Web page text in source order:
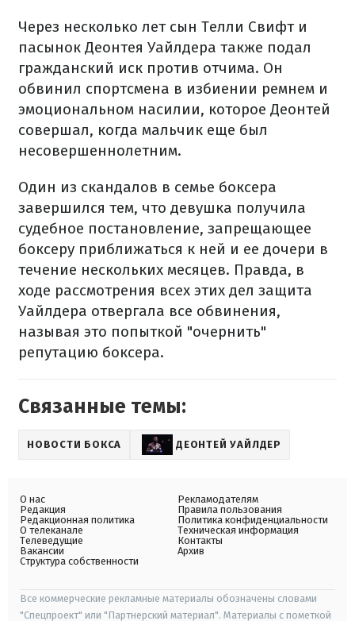
Через несколько лет сын Телли Свифт и
пасынок Деонтея Уайлдера также подал
гражданский иск против отчима. Он
обвинил спортсмена в избиении ремнем и
эмоциональном насилии, которое Деонтей
совершал, когда мальчик еще был
несовершеннолетним.
Один из скандалов в семье боксера
завершился тем, что девушка получила
судебное постановление, запрещающее
боксеру приближаться к ней и ее дочери в
течение нескольких месяцев. Правда, в
ходе рассмотрения всех этих дел защита
Уайлдера отвергала все обвинения,
называя это попыткой "очернить"
репутацию боксера.
Связанные темы:
НОВОСТИ БОКСА ДЕОНТЕЙ УАЙЛДЕР
О нас
Редакция
Редакционная политика
О телеканале
Телеведущие
Вакансии
Структура собственности
Рекламодателям
Правила пользования
Политика конфиденциальности
Техническая информация
Контакты
Архив
Все коммерческие рекламные материалы обозначены словами
"Спецпроект" или "Партнерский материал". Материалы с пометкой